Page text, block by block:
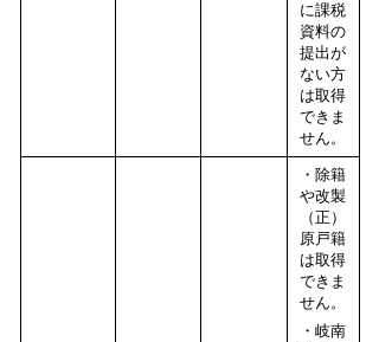
に課税
資料の
提出が
ない方
は取得
できま
せん。
・除籍
や改製
（正）
原戸籍
は取得
できま
せん。
・岐南